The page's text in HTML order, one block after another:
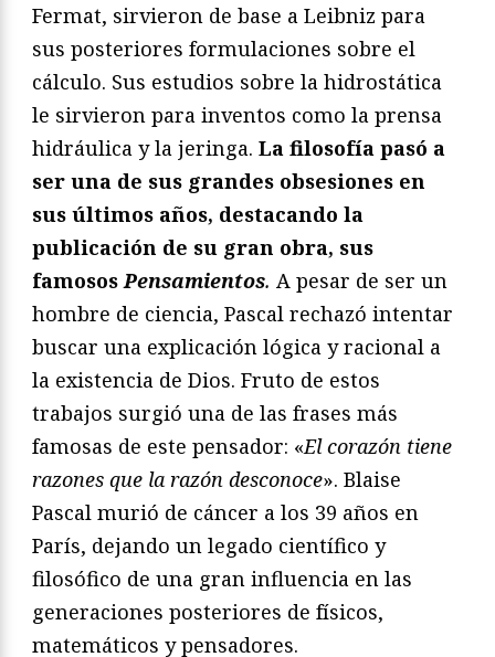
Fermat, sirvieron de base a Leibniz para
sus posteriores formulaciones sobre el
cálculo. Sus estudios sobre la hidrostática
le sirvieron para inventos como la prensa
hidráulica y la jeringa. La filosofía pasó a
ser una de sus grandes obsesiones en
sus últimos años, destacando la
publicación de su gran obra, sus
famosos Pensamientos. A pesar de ser un
hombre de ciencia, Pascal rechazó intentar
buscar una explicación lógica y racional a
la existencia de Dios. Fruto de estos
trabajos surgió una de las frases más
famosas de este pensador: «El corazón tiene
razones que la razón desconoce». Blaise
Pascal murió de cáncer a los 39 años en
París, dejando un legado científico y
filosófico de una gran influencia en las
generaciones posteriores de físicos,
matemáticos y pensadores.